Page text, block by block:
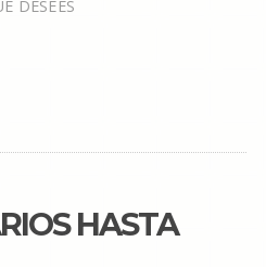
DESEES
HASTA